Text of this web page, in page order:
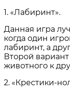
1. «Лабиринт».
Данная игра
когда один
лабиринт, а
Второй
животного к
2. «Крестики-